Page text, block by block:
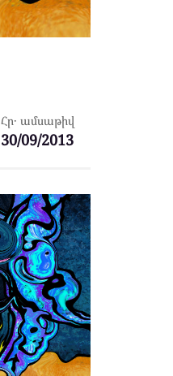
Հր․ ամսաթիվ
30/09/2013